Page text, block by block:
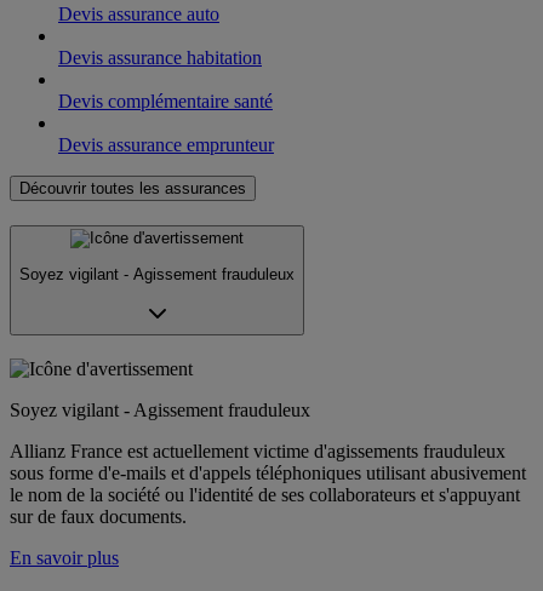
Devis assurance auto
Devis assurance habitation
Devis complémentaire santé
Devis assurance emprunteur
Découvrir toutes les assurances
Soyez vigilant - Agissement frauduleux
Soyez vigilant - Agissement frauduleux
Allianz France est actuellement victime d'agissements frauduleux
sous forme d'e-mails et d'appels téléphoniques utilisant abusivement
le nom de la société ou l'identité de ses collaborateurs et s'appuyant
sur de faux documents.
En savoir plus